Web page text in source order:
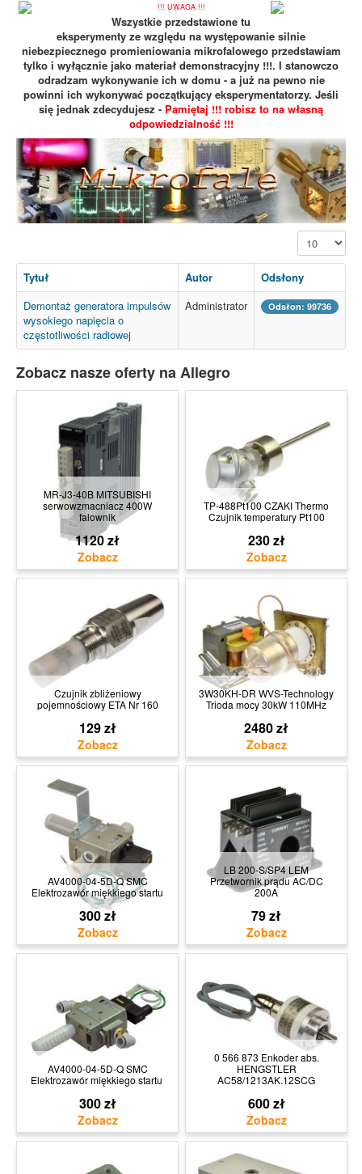
!!! UWAGA !!!
Wszystkie przedstawione tu
eksperymenty ze względu na występowanie silnie
niebezpiecznego promieniowania mikrofalowego przedstawiam
tylko i wyłącznie jako materiał demonstracyjny !!!. I stanowczo
odradzam wykonywanie ich w domu - a już na pewno nie
powinni ich wykonywać początkujący eksperymentatorzy. Jeśli
się jednak zdecydujesz - Pamiętaj !!! robisz to na własną
odpowiedzialność !!!
Pokaż #
Tytuł Autor
Odsłony
Demontaż generatora impulsów
wysokiego napięcia o
częstotliwości radiowej
Administrator Odsłon: 99736
Zobacz nasze oferty na Allegro
MR-J3-40B MITSUBISHI
serwowzmacniacz 400W
falownik
1120 zł
TP-488Pt100 CZAKI Thermo
Czujnik temperatury Pt100
230 zł
Czujnik zbliżeniowy
pojemnościowy ETA Nr 160
129 zł
3W30KH-DR WVS-Technology
Trioda mocy 30kW 110MHz
2480 zł
AV4000-04-5D-Q SMC
Elektrozawór miękkiego startu
300 zł
LB 200-S/SP4 LEM
Przetwornik prądu AC/DC
200A
79 zł
AV4000-04-5D-Q SMC
Elektrozawór miękkiego startu
300 zł
0 566 873 Enkoder abs.
HENGSTLER
AC58/1213AK.12SCG
600 zł